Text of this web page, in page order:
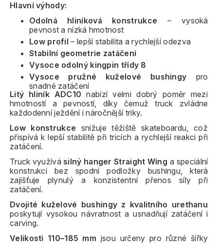
Hlavní výhody:
Odolná hliníková konstrukce – vysoká
pevnost a nízká hmotnost
Low profil – lepší stabilita a rychlejší odezva
Stabilní geometrie zatáčení
Vysoce odolný kingpin třídy 8
Vysoce pružné kuželové bushingy pro
snadné zatáčení
Litý hliník ADC10 nabízí velmi dobrý poměr mezi
hmotností a pevností, díky čemuž truck zvládne
každodenní ježdění i náročnější triky.
Low konstrukce snižuje těžiště skateboardu, což
přispívá k lepší stabilitě při tricích a rychlejší reakci při
zatáčení.
Truck využívá silný hanger Straight Wing a speciální
konstrukci bez spodní podložky bushingu, která
zajišťuje plynulý a konzistentní přenos síly při
zatáčení.
Dvojité kuželové bushingy z kvalitního urethanu
poskytují vysokou návratnost a usnadňují zatáčení i
carving.
Velikosti 110–185 mm jsou určeny pro různé šířky